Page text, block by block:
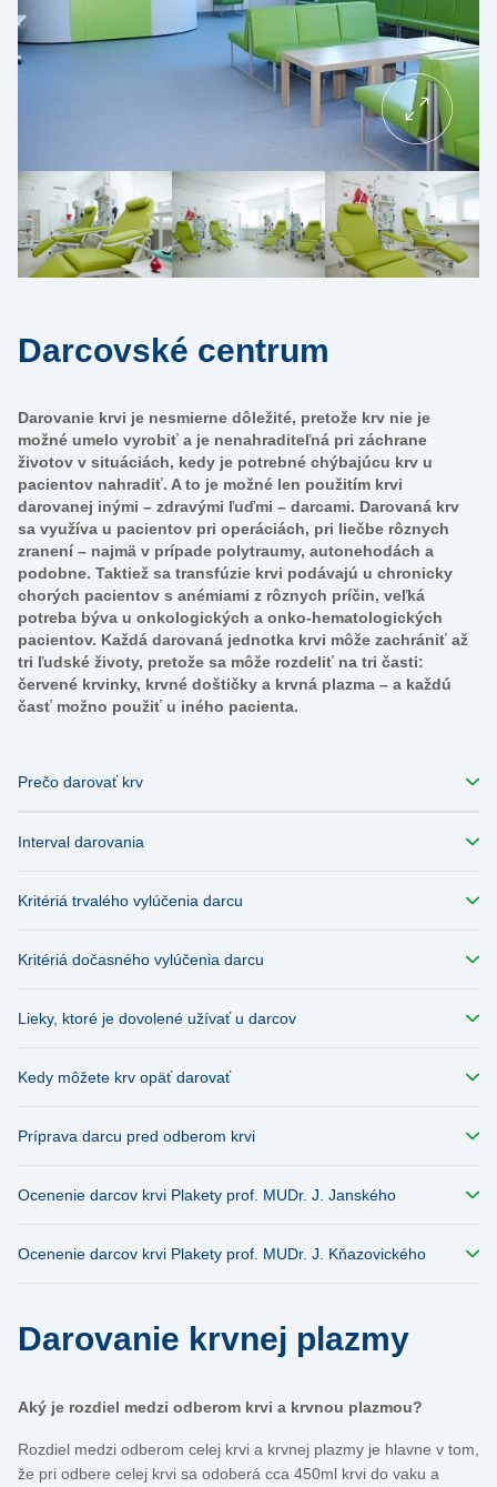
Darcovské centrum
Darovanie krvi je nesmierne dôležité, pretože krv nie je
možné umelo vyrobiť a je nenahraditeľná pri záchrane
životov v situáciách, kedy je potrebné chýbajúcu krv u
pacientov nahradiť. A to je možné len použitím krvi
darovanej inými – zdravými ľuďmi – darcami. Darovaná krv
sa využíva u pacientov pri operáciách, pri liečbe rôznych
zranení – najmä v prípade polytraumy, autonehodách a
podobne. Taktiež sa transfúzie krvi podávajú u chronicky
chorých pacientov s anémiami z rôznych príčin, veľká
potreba býva u onkologických a onko-hematologických
pacientov. Každá darovaná jednotka krvi môže zachrániť až
tri ľudské životy, pretože sa môže rozdeliť na tri časti:
červené krvinky, krvné doštičky a krvná plazma – a každú
časť možno použiť u iného pacienta.
Prečo darovať krv
Interval darovania
Kritériá trvalého vylúčenia darcu
Kritériá dočasného vylúčenia darcu
Lieky, ktoré je dovolené užívať u darcov
Kedy môžete krv opäť darovať
Príprava darcu pred odberom krvi
Ocenenie darcov krvi Plakety prof. MUDr. J. Janského
Ocenenie darcov krvi Plakety prof. MUDr. J. Kňazovického
Darovanie krvnej plazmy
Aký je rozdiel medzi odberom krvi a krvnou plazmou?
Rozdiel medzi odberom celej krvi a krvnej plazmy je hlavne v tom,
že pri odbere celej krvi sa odoberá cca 450ml krvi do vaku a